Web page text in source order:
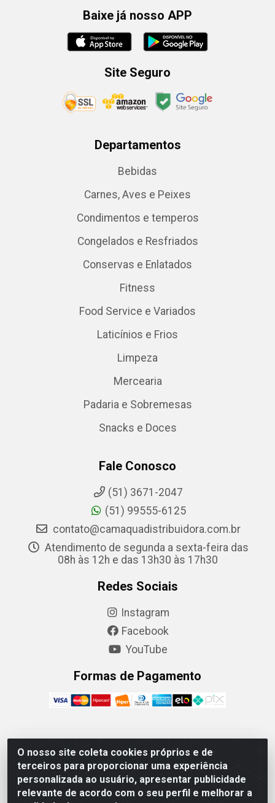
O nosso site coleta cookies próprios e de
terceiros para proporcionar uma experiência
personalizada ao usuário, apresentar publicidade
relevante de acordo com o seu perfil e melhorar a
Baixe já nosso APP
Site Seguro
Departamentos
Bebidas
Carnes, Aves e Peixes
Condimentos e temperos
Congelados e Resfriados
Conservas e Enlatados
Fitness
Food Service e Variados
Laticínios e Frios
Limpeza
Mercearia
Padaria e Sobremesas
Snacks e Doces
Fale Conosco
(51) 3671-2047
(51) 99555-6125
contato@camaquadistribuidora.com.br
Atendimento de segunda a sexta-feira das
08h às 12h e das 13h30 às 17h30
Redes Sociais
Instagram
Facebook
YouTube
Formas de Pagamento
Camaquã Distribuidora Ltda - Avenida Conego Luiz W
Hanquet, 1001 - Parque Residencial do Arroio Duro,
Camaquã/RS - CEP 96.789-102 - CNPJ
07.061.124/0001-26